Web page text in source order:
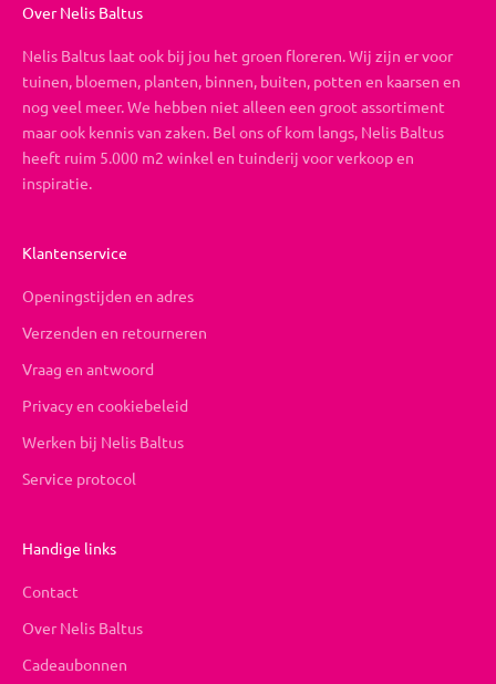
Over Nelis Baltus
Nelis Baltus laat ook bij jou het groen floreren. Wij zijn er voor
tuinen, bloemen, planten, binnen, buiten, potten en kaarsen en
nog veel meer. We hebben niet alleen een groot assortiment
maar ook kennis van zaken. Bel ons of kom langs, Nelis Baltus
heeft ruim 5.000 m2 winkel en tuinderij voor verkoop en
inspiratie.
Klantenservice
Openingstijden en adres
Verzenden en retourneren
Vraag en antwoord
Privacy en cookiebeleid
Werken bij Nelis Baltus
Service protocol
Handige links
Contact
Over Nelis Baltus
Cadeaubonnen